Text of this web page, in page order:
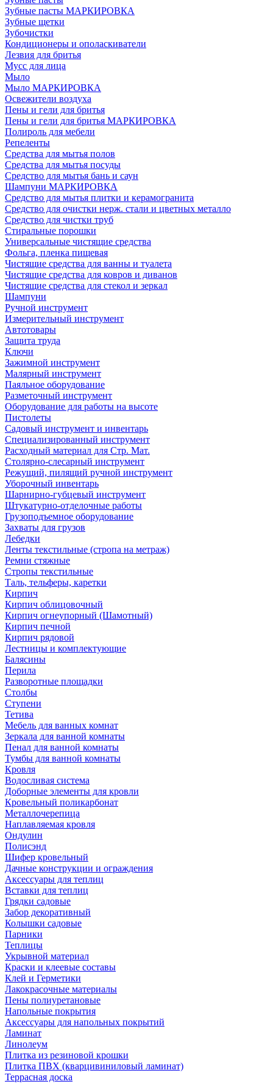
Зубные пасты МАРКИРОВКА
Зубные щетки
Зубочистки
Кондиционеры и ополаскиватели
Лезвия для бритья
Мусс для лица
Мыло
Мыло МАРКИРОВКА
Освежители воздуха
Пены и гели для бритья
Пены и гели для бритья МАРКИРОВКА
Полироль для мебели
Репеленты
Средства для мытья полов
Средства для мытья посуды
Средство для мытья бань и саун
Шампуни МАРКИРОВКА
Средство для мытья плитки и керамогранита
Средство для очистки нерж. стали и цветных металло
Средство для чистки труб
Стиральные порошки
Универсальные чистящие средства
Фольга, пленка пищевая
Чистящие средства для ванны и туалета
Чистящие средства для ковров и диванов
Чистящие средства для стекол и зеркал
Шампуни
Ручной инструмент
Измерительный инструмент
Автотовары
Защита труда
Ключи
Зажимной инструмент
Малярный инструмент
Паяльное оборудование
Разметочный инструмент
Оборудование для работы на высоте
Пистолеты
Садовый инструмент и инвентарь
Специализированный инструмент
Расходный материал для Стр. Мат.
Столярно-слесарный инструмент
Режущий, пилящий ручной инструмент
Уборочный инвентарь
Шарнирно-губцевый инструмент
Штукатурно-отделочные работы
Грузоподъемное оборудование
Захваты для грузов
Лебедки
Ленты текстильные (стропа на метраж)
Ремни стяжные
Стропы текстильные
Таль, тельферы, каретки
Кирпич
Кирпич облицовочный
Кирпич огнеупорный (Шамотный)
Кирпич печной
Кирпич рядовой
Лестницы и комплектующие
Балясины
Перила
Разворотные площадки
Столбы
Ступени
Тетива
Мебель для ванных комнат
Зеркала для ванной комнаты
Пенал для ванной комнаты
Тумбы для ванной комнаты
Кровля
Водосливая система
Доборные элементы для кровли
Кровельный поликарбонат
Металлочерепица
Наплавляемая кровля
Ондулин
Полисэнд
Шифер кровельный
Дачные конструкции и ограждения
Аксессуары для теплиц
Вставки для теплиц
Грядки садовые
Забор декоративный
Колышки садовые
Парники
Теплицы
Укрывной материал
Краски и клеевые составы
Клей и Герметики
Лакокрасочные материалы
Пены полиуретановые
Напольные покрытия
Аксессуары для напольных покрытий
Ламинат
Линолеум
Плитка из резиновой крошки
Плитка ПВХ (кварцивиниловый ламинат)
Террасная доска